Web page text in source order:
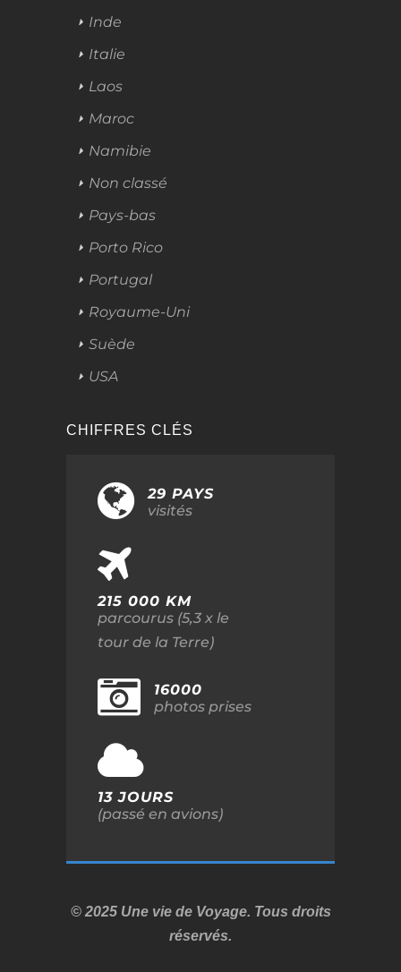
Inde
Italie
Laos
Maroc
Namibie
Non classé
Pays-bas
Porto Rico
Portugal
Royaume-Uni
Suède
USA
CHIFFRES CLÉS
29 PAYS
visités
215 000 KM
parcourus (5,3 x le
tour de la Terre)
16000
photos prises
13 JOURS
(passé en avions)
© 2025 Une vie de Voyage. Tous droits
réservés.